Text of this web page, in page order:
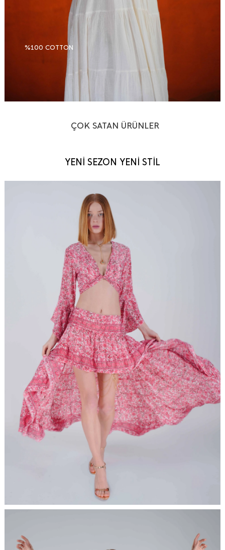
%100 COTTON
ÇOK SATAN ÜRÜNLER
YENİ SEZON YENİ STİL